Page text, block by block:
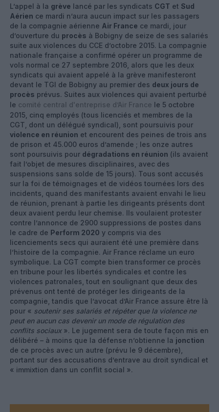
L’appel à la grève lancé par les syndicats CGT et Sud
Aérien ce mardi n’aura aucun impact sur les passagers
de la compagnie aérienne Air France ce mardi, jour
d’ouverture du procès à Bobigny de seize de ses salariés
suite aux violences du CCE d’octobre 2015. La compagnie
nationale française a confirmé opérer un programme de
vols normal ce 27 septembre 2016, alors que les deux
syndicats qui avaient appelé à la grève manifesteront
devant le TGI de Bobigny au premier des deux jours de
procès prévus. Suites aux violences qui avaient perturbé
le comité central d'entreprise d’Air France le 5 octobre
2015, cinq employés (tous licenciés et membres de la
CGT, dont un délégué syndical), sont poursuivis pour
violence en réunion et encourent des peines de trois ans
de prison et 45.000 euros d’amende ; les onze autres
sont poursuivis pour dégradations en réunion (ils avaient
fait l’objet de mesures disciplinaires, avec des
suspensions sans solde de 15 jours). Tous sont accusés
sur la foi de témoignages et de vidéos tournées lors des
incidents, quand des manifestants avaient envahi le lieu
de réunion, prenant à partie les dirigeants présents dont
deux avaient perdu leur chemise. Ils voulaient protester
contre l’annonce de 2900 suppressions de postes dans
le cadre de Perform 2020 y compris via des
licenciements secs qui auraient été une première dans
l’histoire de la compagnie. Air France réclame un euro
symbolique. La CGT compte bien transformer ce procès
en tribune pour les libertés syndicales et contre les
violences patronales, tout en soulignant que deux des
prévenus ont tenté de protéger les dirigeants de la
compagnie, tandis que l’avocat d’Air France assure être là
pour « soutenir ses salariés et répéter que la violence ne
peut en aucun cas devenir un mode de régulation des
conflits sociaux». Le jugement sera de toute façon mis en
délibéré – à moins que la défense n’obtienne la jonction
de ce procès avec un autre (prévu le 9 décembre),
portant sur des accusations d’entrave au droit syndical et
« immixtion dans un conflit social ».